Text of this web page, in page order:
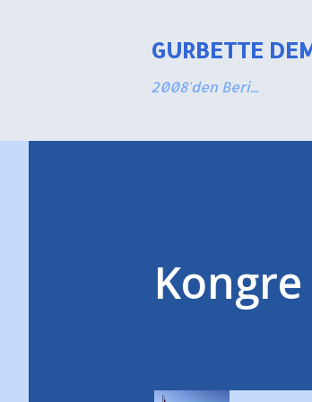
GURBETTE
2008'den Beri...